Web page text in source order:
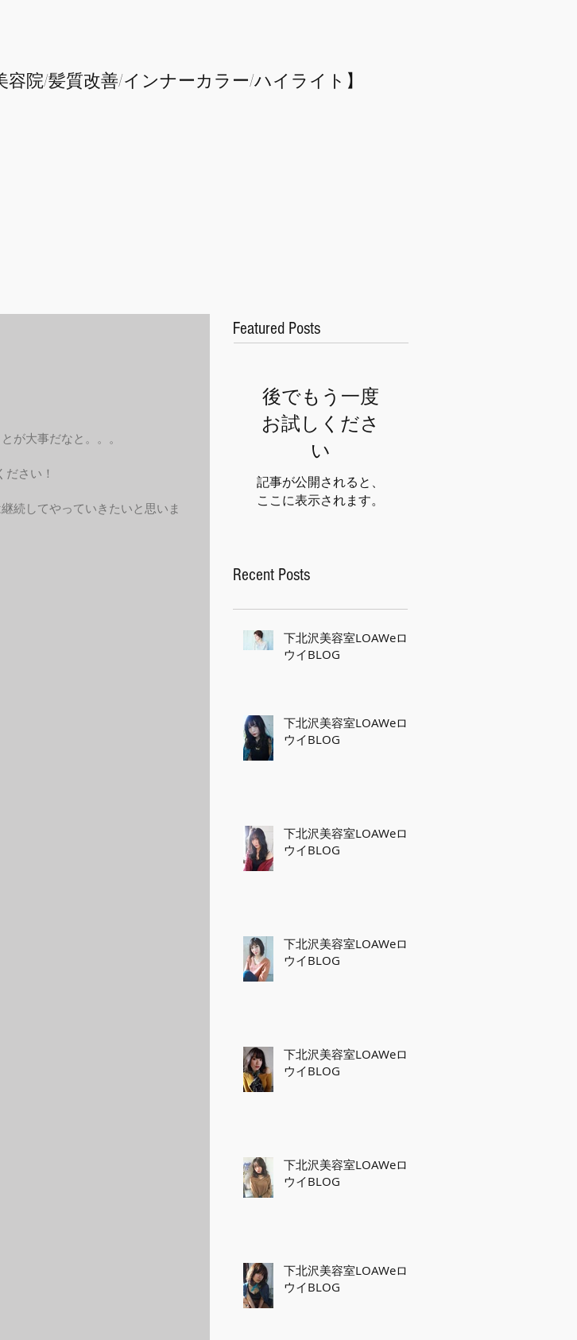
容院/髪質改善/インナーカラー/​ハイライト】
が大事だなと。。。
さい！
続してやっていきたいと思いま
Featured Posts
後でもう一度
お試しくださ
い
記事が公開されると、
ここに表示されます。
Recent Posts
下北沢美容室LOAWeロ
ウイBLOG
下北沢美容室LOAWeロ
ウイBLOG
下北沢美容室LOAWeロ
ウイBLOG
下北沢美容室LOAWeロ
ウイBLOG
下北沢美容室LOAWeロ
ウイBLOG
下北沢美容室LOAWeロ
ウイBLOG
下北沢美容室LOAWeロ
ウイBLOG